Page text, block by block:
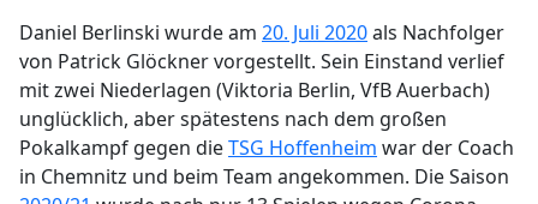
Daniel Berlinski wurde am 20. Juli 2020als Nachfolger
von Patrick Glöckner vorgestellt. Sein Einstand verlief
mit zwei Niederlagen (Viktoria Berlin, VfB Auerbach)
unglücklich, aber spätestens nach dem großen
Pokalkampf gegen dieTSG Hoffenheim war der Coach
in Chemnitz und beim Team angekommen. Die Saison